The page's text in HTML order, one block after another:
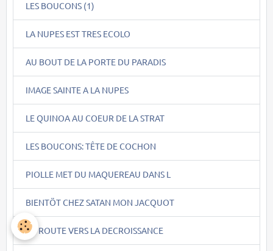
LES BOUCONS (1)
LA NUPES EST TRES ECOLO
AU BOUT DE LA PORTE DU PARADIS
IMAGE SAINTE A LA NUPES
LE QUINOA AU COEUR DE LA STRAT
LES BOUCONS: TÊTE DE COCHON
PIOLLE MET DU MAQUEREAU DANS L
BIENTÖT CHEZ SATAN MON JACQUOT
EN ROUTE VERS LA DECROISSANCE